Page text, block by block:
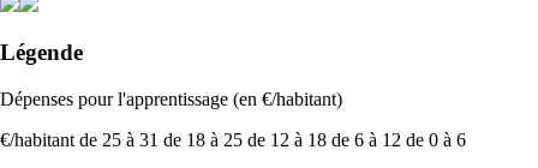
Légende
Dépenses pour l'apprentissage (en €/habitant)
€/habitant de 25 à 31 de 18 à 25 de 12 à 18 de 6 à 12 de 0 à 6